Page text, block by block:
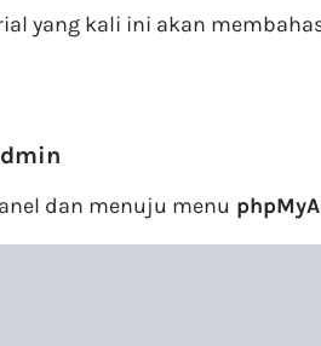
yang kali ini akan
dan menuju menu